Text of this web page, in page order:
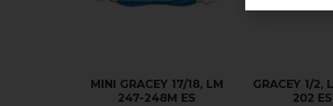
MINI GRACEY 17/18, LM
247-248M ES
GRACEY 1/2,
202 ES